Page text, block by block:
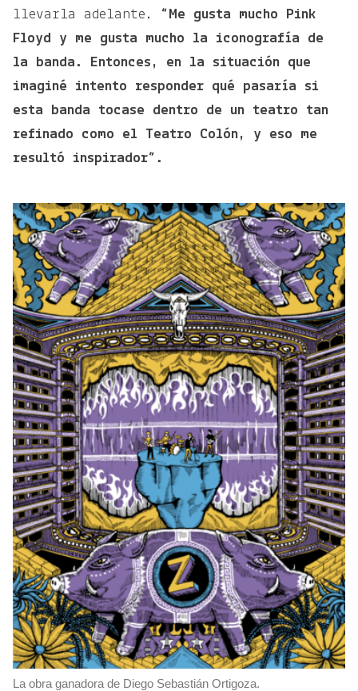
llevarla adelante. “Me gusta mucho Pink
Floyd y me gusta mucho la iconografía de
la banda. Entonces, en la situación que
imaginé intento responder qué pasaría si
esta banda tocase dentro de un teatro tan
refinado como el Teatro Colón, y eso me
resultó inspirador”.
La obra ganadora de Diego Sebastián Ortigoza.